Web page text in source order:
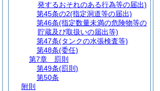
発するおそれのある行為等の届出)
第45条の2(指定洞道等の届出)
第46条(指定数量未満の危険物等の
貯蔵及び取扱いの届出等)
第47条(タンクの水張検査等)
第48条(委任)
第7章
罰則
第49条(罰則)
第50条
附則